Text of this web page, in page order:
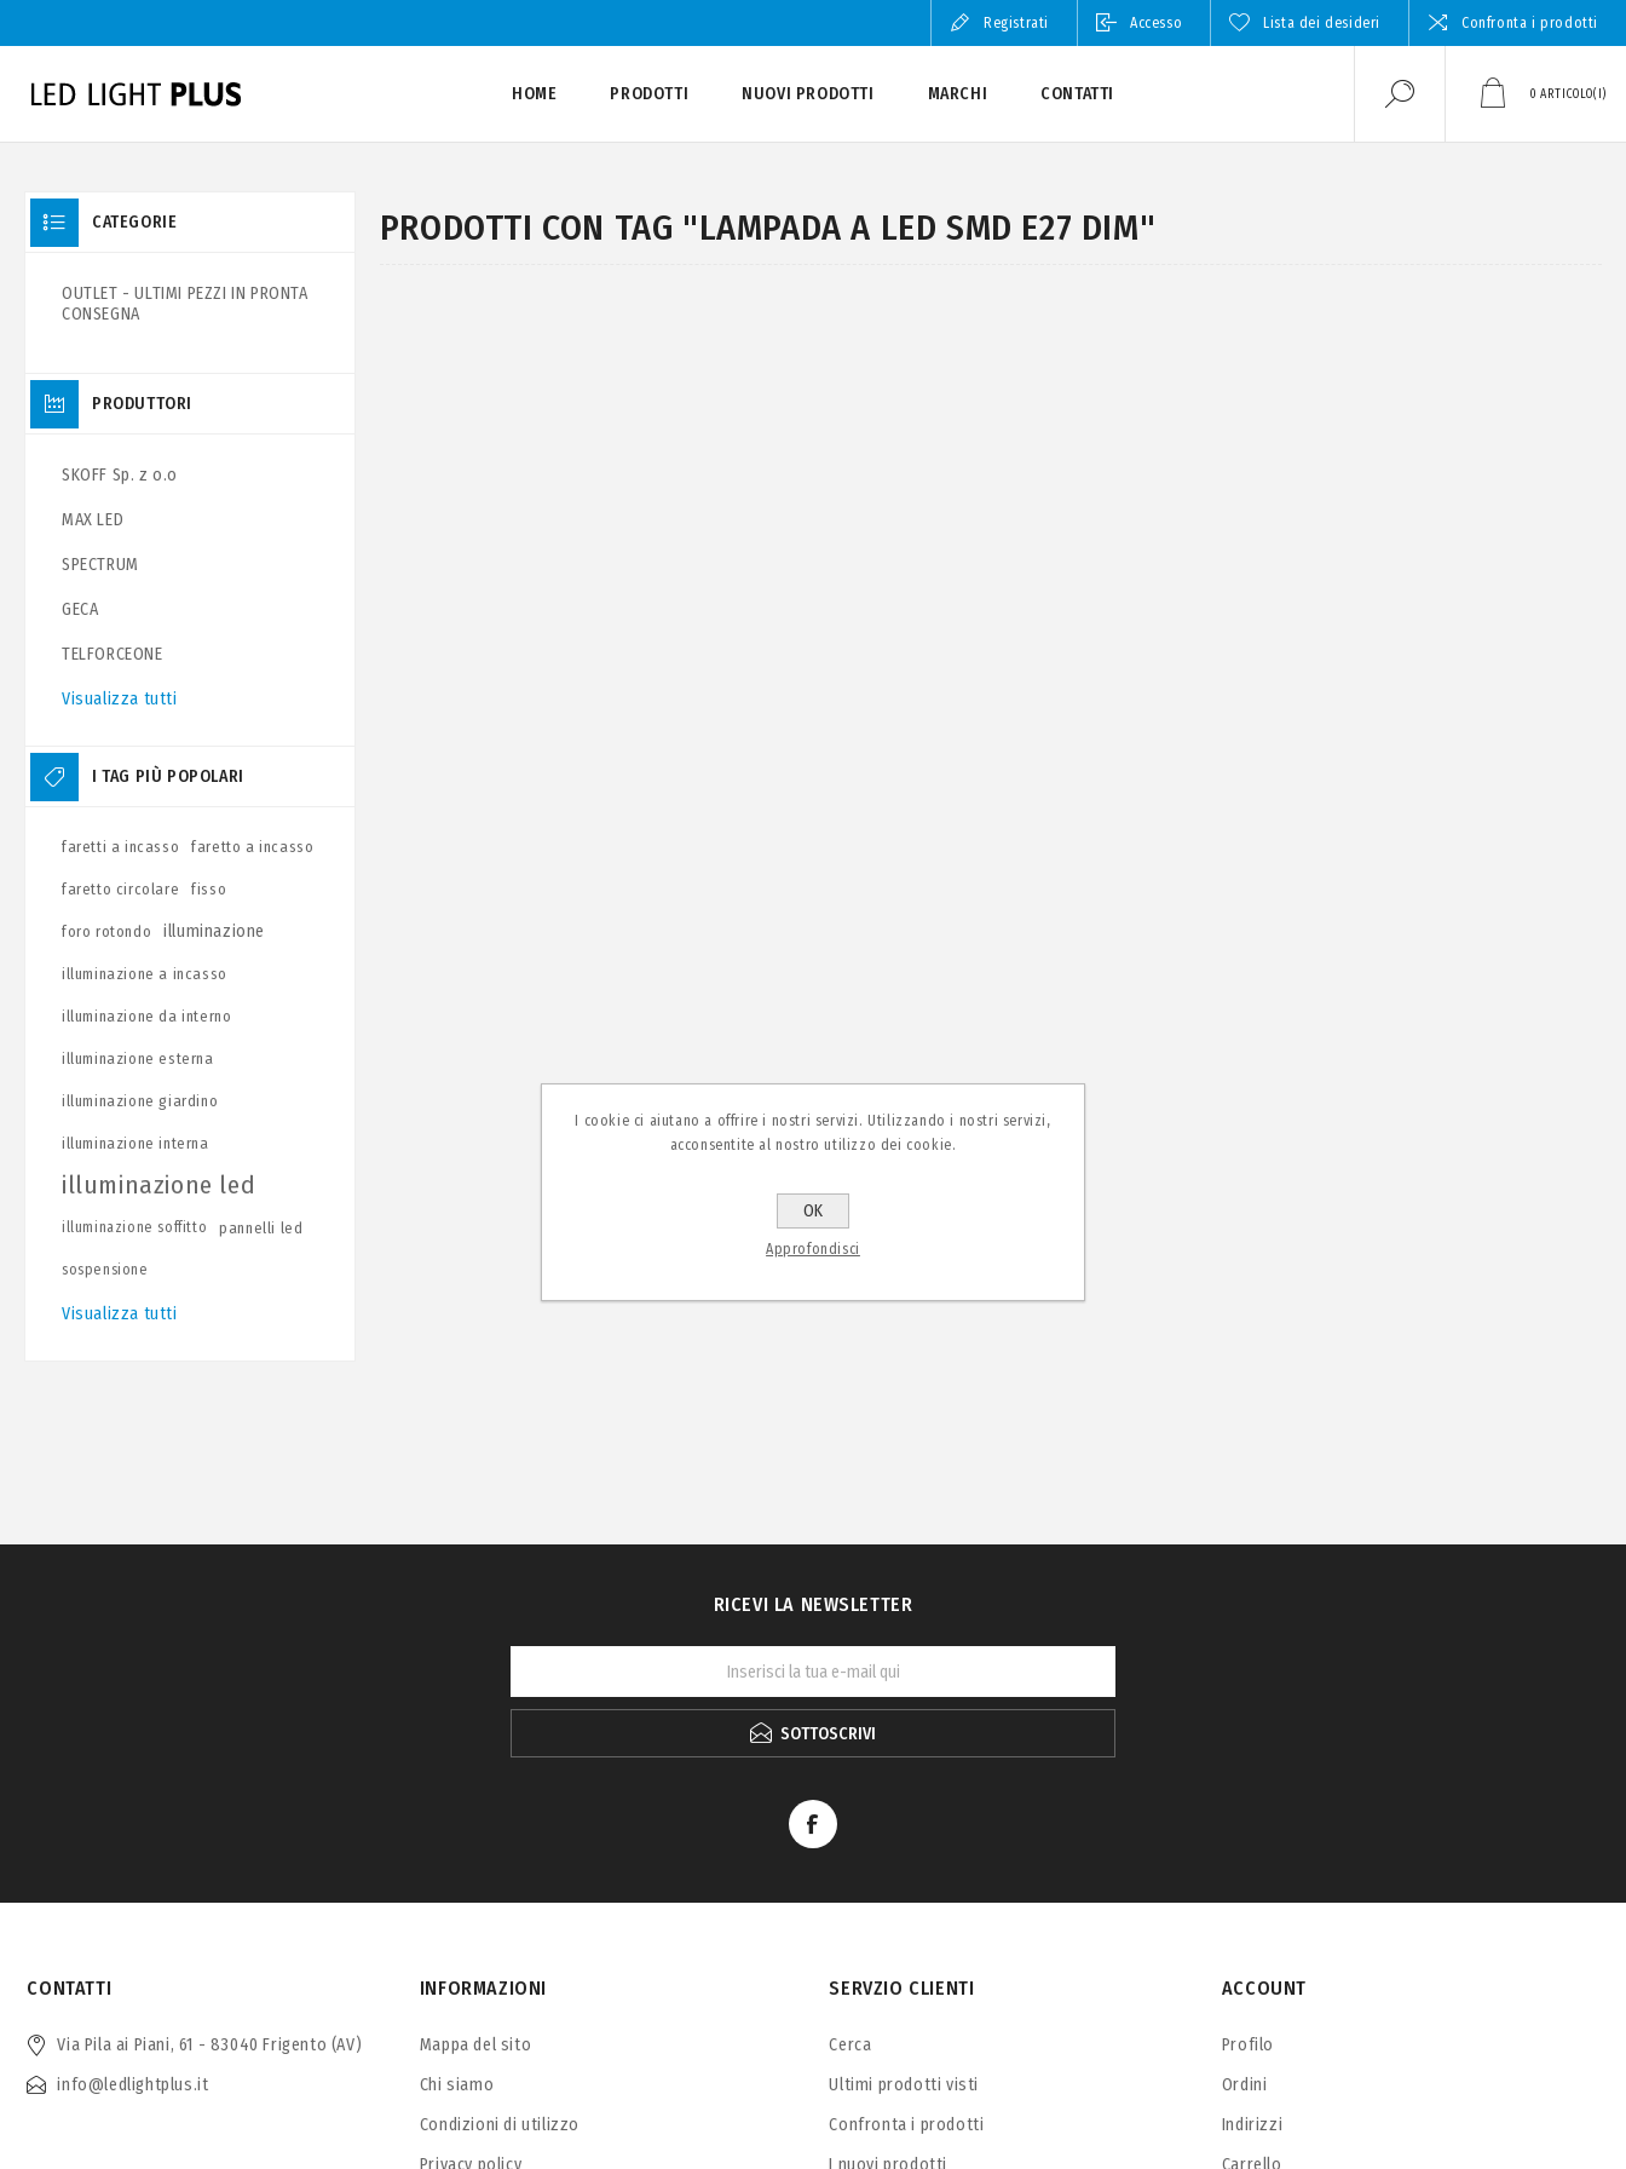
Registrati Accesso Lista dei desideri Confronta i prodotti
HOME PRODOTTI NUOVI PRODOTTI MARCHI CONTATTI 0 ARTICOLO(I)
PRODOTTI CON TAG "LAMPADA A LED SMD E27 DIM"
CATEGORIE
OUTLET - ULTIMI PEZZI IN PRONTA
CONSEGNA
PRODUTTORI
SKOFF Sp. z o.o
MAX LED
SPECTRUM
GECA
TELFORCEONE
Visualizza tutti
I TAG PIÙ POPOLARI
faretti a incasso faretto a incasso
faretto circolare fisso
foro rotondo illuminazione
illuminazione a incasso
illuminazione da interno
illuminazione esterna
illuminazione giardino
illuminazione interna
illuminazione led
illuminazione soffitto pannelli led
sospensione
Visualizza tutti
RICEVI LA NEWSLETTER
SOTTOSCRIVI
CONTATTI
Via Pila ai Piani, 61 - 83040 Frigento (AV)
info@ledlightplus.it
INFORMAZIONI
Mappa del sito
Chi siamo
Condizioni di utilizzo
Privacy policy
SERVZIO CLIENTI
Cerca
Ultimi prodotti visti
Confronta i prodotti
I nuovi prodotti
ACCOUNT
Profilo
Ordini
Indirizzi
Carrello
I cookie ci aiutano a offrire i nostri servizi. Utilizzando i nostri servizi,
acconsentite al nostro utilizzo dei cookie.
OK
Approfondisci